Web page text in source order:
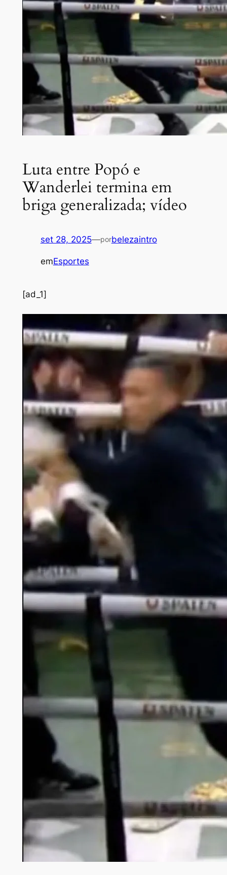
Luta entre Popó e
Wanderlei termina em
briga generalizada; vídeo
set 28, 2025—porbelezaintro
emEsportes
[ad_1]